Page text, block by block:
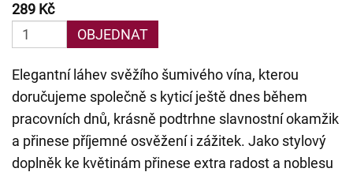
289 Kč
OBJEDNAT
Elegantní láhev svěžího šumivého vína, kterou
doručujeme společně s kyticí ještě dnes během
pracovních dnů, krásně podtrhne slavnostní okamžik
a přinese příjemné osvěžení i zážitek. Jako stylový
doplněk ke květinám přinese extra radost a noblesu